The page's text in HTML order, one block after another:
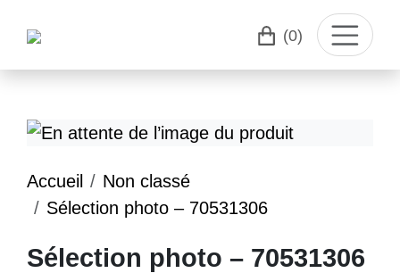
(0)
Accueil
Non classé
Sélection photo – 70531306
Sélection photo – 70531306